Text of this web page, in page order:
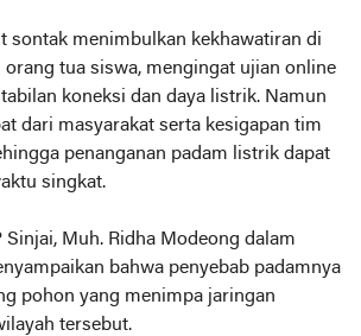
sontak menimbulkan kekhawatiran di
orang tua siswa, mengingat ujian online
koneksi dan daya listrik. Namun
dari masyarakat serta kesigapan tim
penanganan padam listrik dapat
singkat.
Sinjai, Muh. Ridha Modeong dalam
bahwa penyebab padamnya
pohon yang menimpa jaringan
tersebut.